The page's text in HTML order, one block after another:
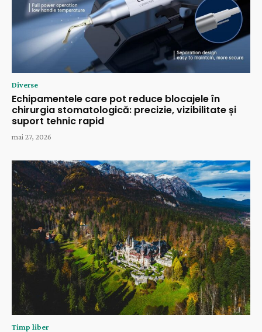
Diverse
Echipamentele care pot reduce blocajele în
chirurgia stomatologică: precizie, vizibilitate și
suport tehnic rapid
mai 27, 2026
Timp liber